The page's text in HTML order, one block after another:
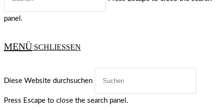
panel.
MENÜ SCHLIESSEN
Diese Website durchsuchen
Press Escape to close the search panel.